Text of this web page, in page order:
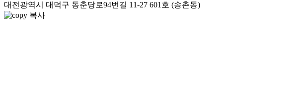
대전광역시 대덕구 동춘당로94번길 11-27 601호 (송촌동)
복사